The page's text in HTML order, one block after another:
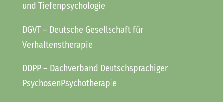
und Tiefenpsychologie
DGVT– Deutsche Gesellschaft für
Verhaltenstherapie
DDPP– Dachverband Deutschsprachiger
PsychosenPsychotherapie